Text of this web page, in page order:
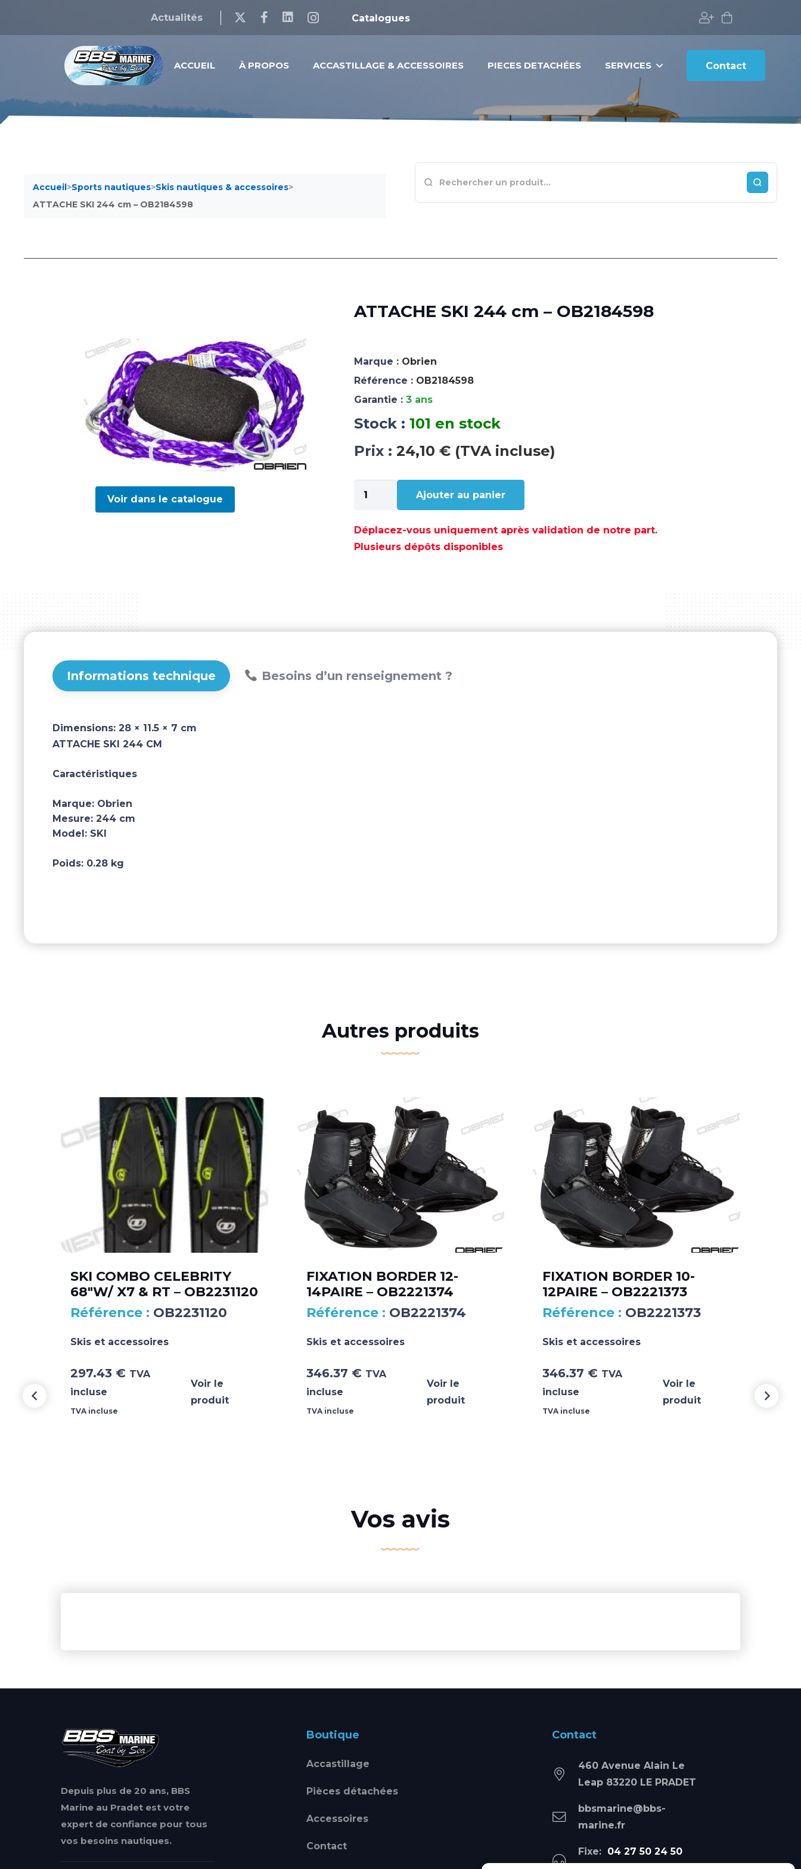
Actualités Catalogues
ACCUEIL À PROPOS ACCASTILLAGE & ACCESSOIRES PIECES DETACHÉES SERVICES Contact
Accueil>Sports nautiques>Skis nautiques & accessoires>
ATTACHE SKI 244 cm – OB2184598
Voir dans le catalogue
ATTACHE SKI 244 cm – OB2184598
Marque : Obrien
Référence : OB2184598
Garantie : 3 ans
Stock : 101 en stock
Prix : 24,10 € (TVA incluse)
quantité
de
SKI
244
Ajouter au panier
Déplacez-vous uniquement après validation de notre part.
Plusieurs dépôts disponibles
Informations technique Besoins d’un renseignement ?
Dimensions: 28 × 11.5 × 7 cm
ATTACHE SKI 244 CM
Caractéristiques
Marque: Obrien
Mesure: 244 cm
Model: SKI
Poids: 0.28 kg
Autres produits
SKI COMBO CELEBRITY
68″W/ X7 & RT – OB2231120
OB2231120
Skis et accessoires
297.43 € TVA
incluse
TVA incluse
Voir le
produit
FIXATION BORDER 12-
14PAIRE – OB2221374
OB2221374
Skis et accessoires
346.37 € TVA
incluse
TVA incluse
Voir le
produit
FIXATION BORDER 10-
12PAIRE – OB2221373
OB2221373
Skis et accessoires
346.37 € TVA
incluse
TVA incluse
Voir le
produit
Vos avis
Depuis plus de 20 ans, BBS
Marine au Pradet est votre
expert de confiance pour tous
vos besoins nautiques.
Boutique
Accastillage
Pièces détachées
Accessoires
Contact
Contact
460 Avenue Alain Le
Leap 83220 LE PRADET
bbsmarine@bbs-
marine.fr
Fixe: 04 27 50 24 50